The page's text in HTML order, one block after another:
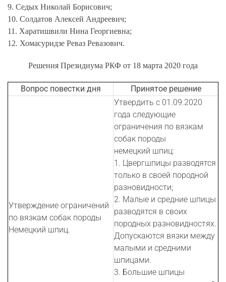
9. Седых Николай Борисович;
10. Солдатов Алексей Андреевич;
11. Харатишвили Нина Георгиевна;
12. Хомасуридзе Реваз Ревазович.
Решения Президиума РКФ от 18 марта 2020 года
Вопрос повестки дня Принятое решение
Утверждение ограничений
по вязкам собак породы
Немецкий шпиц.
Утвердить с 01.09.2020
года следующие
ограничения по вязкам
собак породы
немецкий шпиц:
1. Цвергшпицы разводятся
только в своей породной
разновидности;
2. Малые и средние шпицы
разводятся в своих
породных разновидностях.
Допускаются вязки между
малыми и средними
шпицами.
3. Большие шпицы